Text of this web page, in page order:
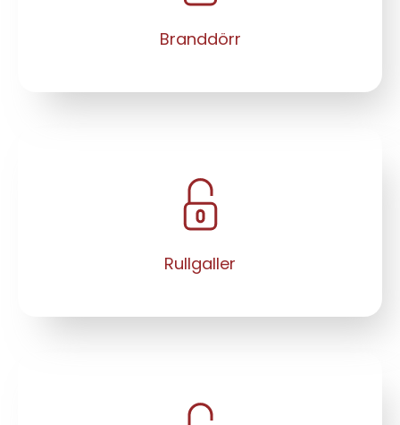
Branddörr
Rullgaller